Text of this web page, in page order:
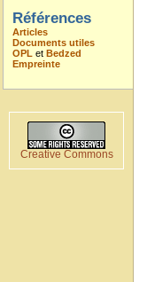
Références
Articles
Documents utiles
OPL et Bedzed
Empreinte
Creative Commons